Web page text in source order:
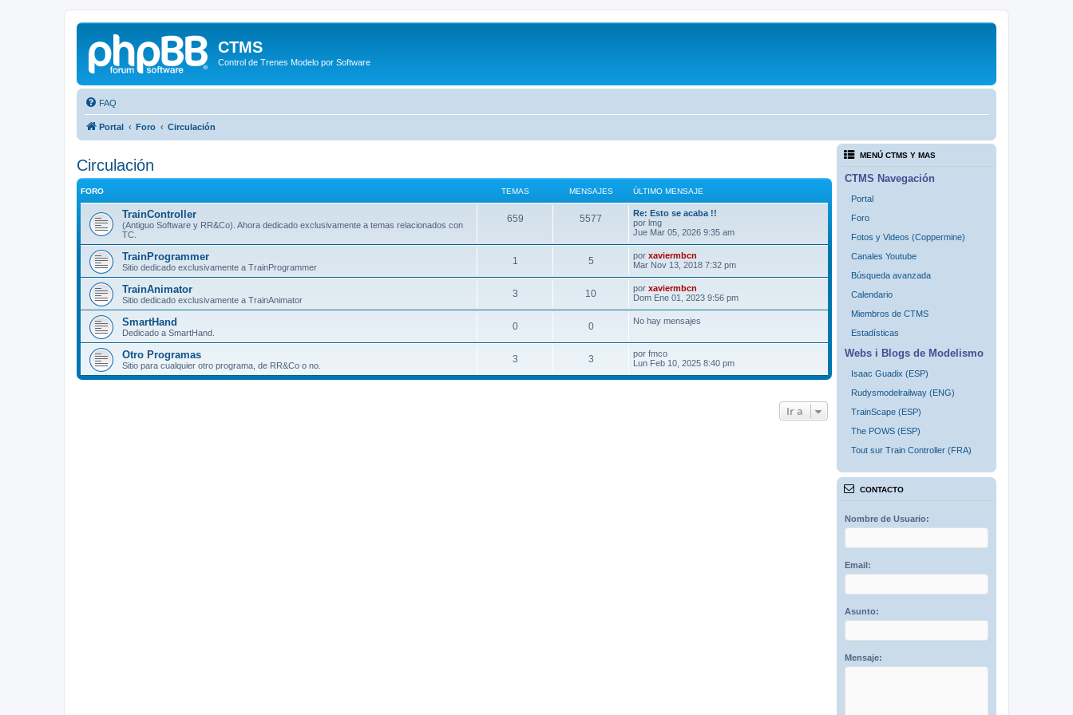
CTMS
Control de Trenes Modelo por Software
FAQ
Portal Foro Circulación
Circulación
FORO TEMAS MENSAJES ÚLTIMO MENSAJE
TrainController
(Antiguo Software y RR&Co). Ahora dedicado exclusivamente a temas relacionados con
TC.
659 5577
Re: Esto se acaba !!
por lmg
Jue Mar 05, 2026 9:35 am
TrainProgrammer
Sitio dedicado exclusivamente a TrainProgrammer
1 5 por xaviermbcn
Mar Nov 13, 2018 7:32 pm
TrainAnimator
Sitio dedicado exclusivamente a TrainAnimator
3 10 por xaviermbcn
Dom Ene 01, 2023 9:56 pm
SmartHand
Dedicado a SmartHand.
0 0 No hay mensajes
Otro Programas
Sitio para cualquier otro programa, de RR&Co o no.
3 3 por fmco
Lun Feb 10, 2025 8:40 pm
Ir a
MENÚ CTMS Y MAS
CTMS Navegación
Portal
Foro
Fotos y Videos (Coppermine)
Canales Youtube
Búsqueda avanzada
Calendario
Miembros de CTMS
Estadísticas
Webs i Blogs de Modelismo
Isaac Guadix (ESP)
Rudysmodelrailway (ENG)
TrainScape (ESP)
The POWS (ESP)
Tout sur Train Controller (FRA)
CONTACTO
Nombre de Usuario:
Email:
Asunto:
Mensaje: